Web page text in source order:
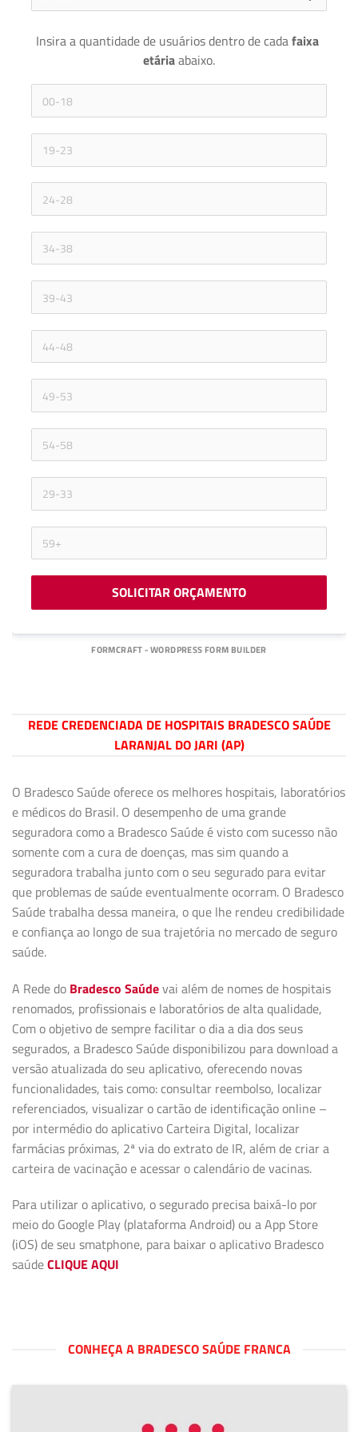
Insira a quantidade de usuários dentro de cada faixa
etária abaixo.
SOLICITAR ORÇAMENTO
FORMCRAFT - WORDPRESS FORM BUILDER
REDE CREDENCIADA DE HOSPITAIS BRADESCO SAÚDE
LARANJAL DO JARI (AP)
O Bradesco Saúde oferece os melhores hospitais, laboratórios
e médicos do Brasil. O desempenho de uma grande
seguradora como a Bradesco Saúde é visto com sucesso não
somente com a cura de doenças, mas sim quando a
seguradora trabalha junto com o seu segurado para evitar
que problemas de saúde eventualmente ocorram. O Bradesco
Saúde trabalha dessa maneira, o que lhe rendeu credibilidade
e confiança ao longo de sua trajetória no mercado de seguro
saúde.
A Rede do Bradesco Saúdevai além de nomes de hospitais
renomados, profissionais e laboratórios de alta qualidade,
Com o objetivo de sempre facilitar o dia a dia dos seus
segurados, a Bradesco Saúde disponibilizou para download a
versão atualizada do seu aplicativo, oferecendo novas
funcionalidades, tais como: consultar reembolso, localizar
referenciados, visualizar o cartão de identificação online –
por intermédio do aplicativo Carteira Digital, localizar
farmácias próximas, 2ª via do extrato de IR, além de criar a
carteira de vacinação e acessar o calendário de vacinas.
Para utilizar o aplicativo, o segurado precisa baixá-lo por
meio do Google Play (plataforma Android) ou a App Store
(iOS) de seu smatphone, para baixar o aplicativo Bradesco
saúdeCLIQUE AQUI
CONHEÇA A BRADESCO SAÚDE FRANCA